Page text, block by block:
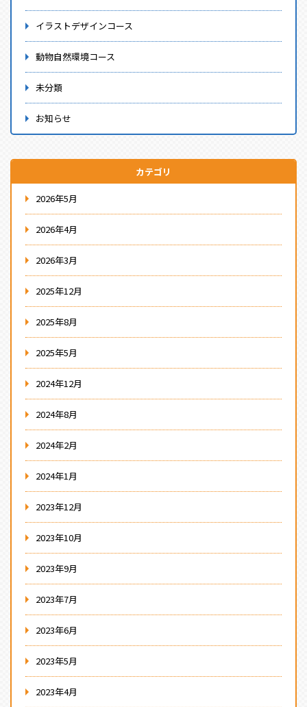
イラストデザインコース
動物自然環境コース
未分類
お知らせ
カテゴリ
2026年5月
2026年4月
2026年3月
2025年12月
2025年8月
2025年5月
2024年12月
2024年8月
2024年2月
2024年1月
2023年12月
2023年10月
2023年9月
2023年7月
2023年6月
2023年5月
2023年4月